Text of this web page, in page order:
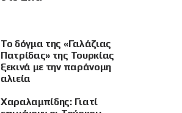
Το δόγμα της «Γαλάζιας
Πατρίδας» της Τουρκίας
ξεκινά με την παράνομη
αλιεία
Χαραλαμπίδης: Γιατί